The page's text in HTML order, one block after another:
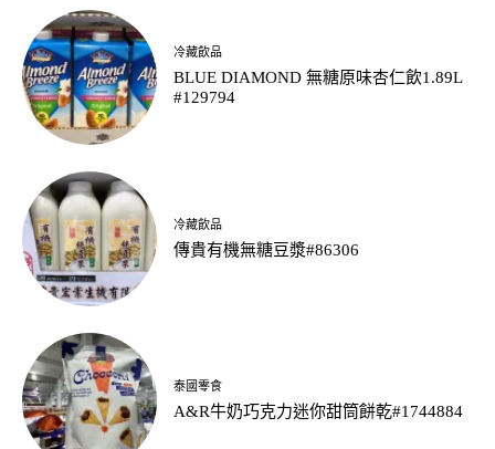
冷藏飲品
BLUE DIAMOND 無糖原味杏仁飲1.89L
#129794
冷藏飲品
傳貴有機無糖豆漿#86306
泰國零食
A&R牛奶巧克力迷你甜筒餅乾#1744884